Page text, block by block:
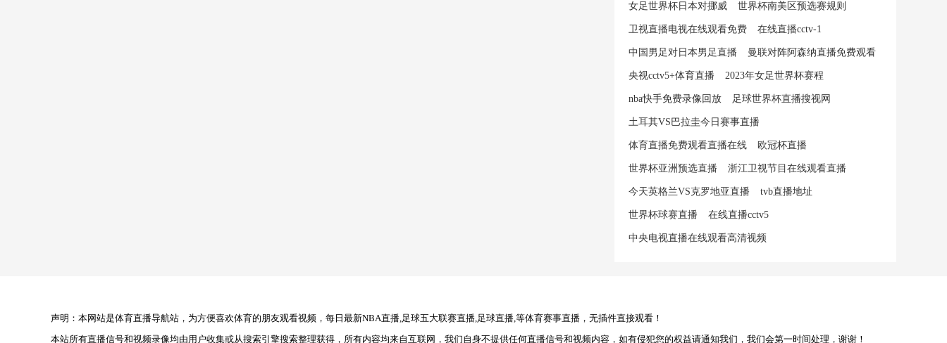
女足世界杯日本对挪威 世界杯南美区预选赛规则
卫视直播电视在线观看免费 在线直播cctv-1
中国男足对日本男足直播 曼联对阵阿森纳直播免费观看
央视cctv5+体育直播 2023年女足世界杯赛程
nba快手免费录像回放 足球世界杯直播搜视网
土耳其VS巴拉圭今日赛事直播
体育直播免费观看直播在线 欧冠杯直播
世界杯亚洲预选直播 浙江卫视节目在线观看直播
今天英格兰VS克罗地亚直播 tvb直播地址
世界杯球赛直播 在线直播cctv5
中央电视直播在线观看高清视频
声明：本网站是体育直播导航站，为方便喜欢体育的朋友观看视频，每日最新NBA直播,足球五大联赛直播,足球直播,等体育赛事直播，无插件直接观看！
本站所有直播信号和视频录像均由用户收集或从搜索引擎搜索整理获得，所有内容均来自互联网，我们自身不提供任何直播信号和视频内容，如有侵犯您的权益请通知我们，我们会第一时间处理，谢谢！